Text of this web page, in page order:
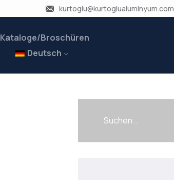
kurtoglu@kurtoglualuminyum.com
Kataloge/Broschüren
Deutsch